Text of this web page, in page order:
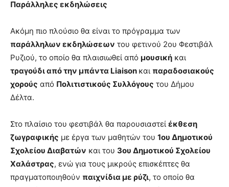
Παράλληλες εκδηλώσεις
Ακόμη πιο πλούσιο θα είναι το πρόγραμμα των
παράλληλων εκδηλώσεων του φετινού 2ου Φεστιβάλ
Ρυζιού, το οποίο θα πλαισιωθεί από μουσική και
τραγούδι από την μπάντα Liaison και παραδοσιακούς
χορούς από Πολιτιστικούς Συλλόγους του Δήμου
Δέλτα.
Στο πλαίσιο του φεστιβάλ θα παρουσιαστεί έκθεση
ζωγραφικής με έργα των μαθητών του 1ου Δημοτικού
Σχολείου Διαβατών και του 3ου Δημοτικού Σχολείου
Χαλάστρας, ενώ για τους μικρούς επισκέπτες θα
πραγματοποιηθούν παιχνίδια με ρύζι, το οποίο θα